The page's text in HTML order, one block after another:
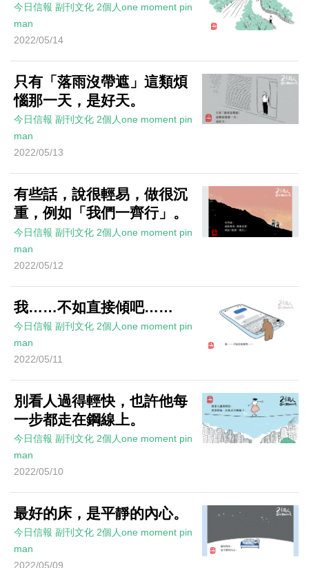
今日信報 副刊文化 2個人one moment pin
man
2022/05/14
只有「落雨沒帶遮」這類煩
惱那一天，是好天。
今日信報 副刊文化 2個人one moment pin
man
2022/05/13
有些話，說很輕易，做很沉
重，例如「我們一齊行」。
今日信報 副刊文化 2個人one moment pin
man
2022/05/12
我……不如直接傾吧……
今日信報 副刊文化 2個人one moment pin
man
2022/05/11
別看人過得輕快，也許他每
一步都走在鋼線上。
今日信報 副刊文化 2個人one moment pin
man
2022/05/10
最好的床，是平靜的內心。
今日信報 副刊文化 2個人one moment pin
man
2022/05/09